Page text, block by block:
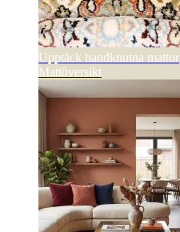
Upptäck handknutna mattor
Mattöversikt